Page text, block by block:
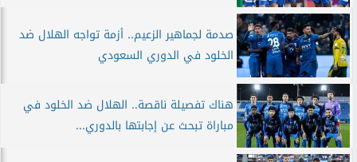
صدمة لجماهير الزعيم.. أزمة تواجه الهلال ضد
الخلود في الدوري السعودي
هناك تفصيلة ناقصة.. الهلال ضد الخلود في
مباراة تبحث عن إجابتها بالدوري...